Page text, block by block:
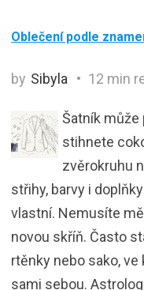
Oblečení podle
by Sibyla 12 min
Šatník může
stihnete
zvěrokruhu
střihy, barvy i
vlastní. Nemusíte
novou skříň. Často
rtěnky nebo sako,
sami sebou.